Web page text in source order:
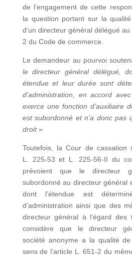
de l’engagement de cette
la question portant sur la
d’un directeur général délégué
2 du Code de commerce.
Le demandeur au pourvoi
le directeur général délégué,
étendue et leur durée sont
d’administration, en accord
exerce une fonction d’auxiliaire
est subordonné et n’a donc pas
droit»
Toutefois, la Cour de cassation
L. 225-53 et L. 225-56-II du
prévoient que le directeur
subordonné au directeur général
dont l’étendue est
d’administration ainsi que des
directeur général à l’égard des
considère que le directeur
société anonyme a la qualité
sens de l’article L. 651-2 du